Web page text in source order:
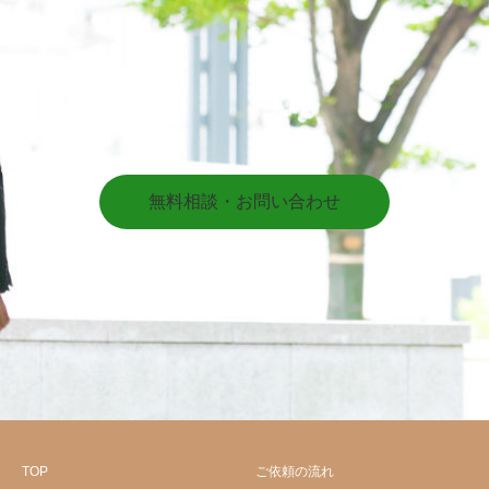
無料相談・お問い合わせ
TOP ご依頼の流れ